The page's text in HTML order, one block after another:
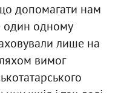
допомагати нам
один одному
лише на
вимог